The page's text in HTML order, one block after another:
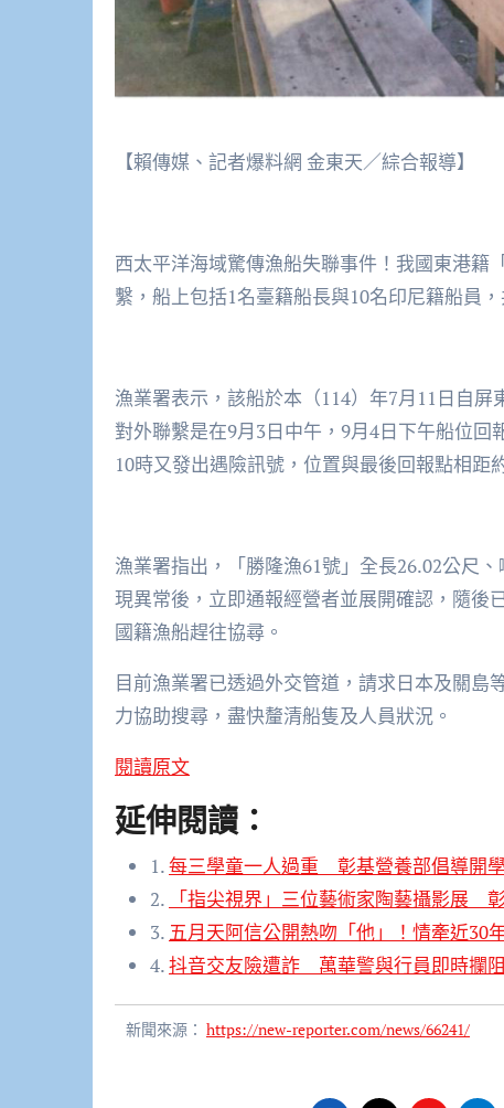
【賴傳媒、記者爆料網 金東天／綜合報導】
西太平洋海域驚傳漁船失聯事件！我國東港籍
繫，船上包括1名臺籍船長與10名印尼籍船員，
漁業署表示，該船於本（114）年7月11日自
對外聯繫是在9月3日中午，9月4日下午船位
10時又發出遇險訊號，位置與最後回報點相距
漁業署指出，「勝隆漁61號」全長26.02公尺
現異常後，立即通報經營者並展開確認，隨後
國籍漁船趕往協尋。
目前漁業署已透過外交管道，請求日本及關島
力協助搜尋，盡快釐清船隻及人員狀況。
閱讀原文
延伸閱讀：
1.每三學童一人過重 彰基營養部倡導開
2.
「指尖視界」三位藝術家陶藝攝影展
3. 五月天阿信公開熱吻「他」！情牽近
4.抖音交友險遭詐 萬華警與行員即時攔
新聞來源： https://new-reporter.com/news/66241/